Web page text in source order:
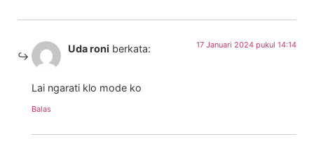
Uda roni berkata: 17 Januari 2024 pukul 14:14
Lai ngarati klo mode ko
Balas